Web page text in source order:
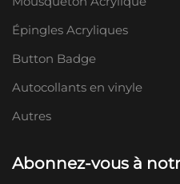
Épingles Acryliques
Button Badge
Autocollants en vinyle
Autres
Abonnez-vous à